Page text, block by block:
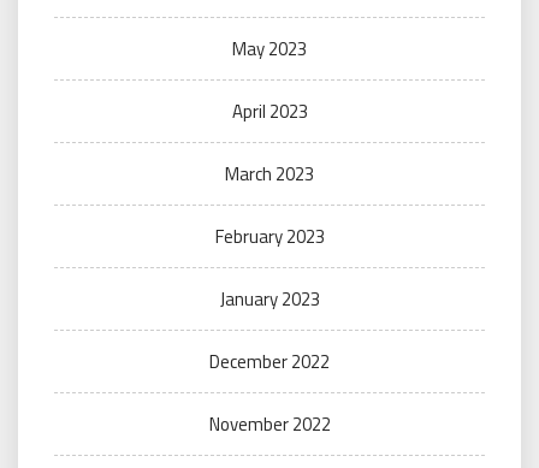
May 2023
April 2023
March 2023
February 2023
January 2023
December 2022
November 2022